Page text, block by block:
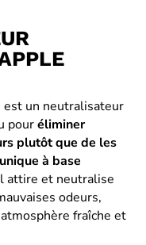
est un neutralisateur
pouréliminer
plutôt que de les
à base
attire et neutralise
odeurs,
fraîche et